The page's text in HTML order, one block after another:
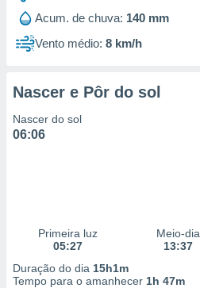
1199
Acum. de chuva: 140 mm
Vento médio: 8 km/h
Nascer e Pôr do sol
Nascer do sol
06:06
Primeira luz
05:27
Meio-dia
13:37
Duração do dia 15h1m
Tempo para o amanhecer 1h 47m